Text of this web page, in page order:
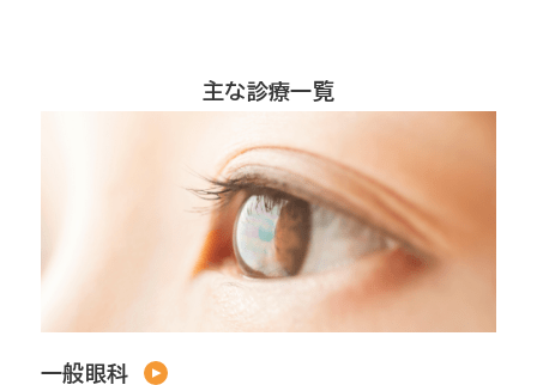
主な診療一覧
一般眼科